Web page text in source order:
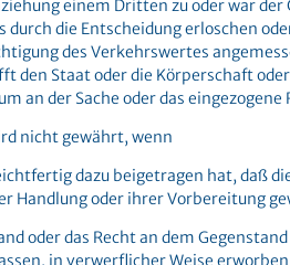
einem Dritten zu oder war
durch die Entscheidung erloschen
des Verkehrswertes
den Staat oder die Körperschaft
an der Sache oder das
nicht gewährt, wenn
dazu beigetragen hat, daß
Handlung oder ihrer Vorbereitung
oder das Recht an dem
in verwerflicher Weise